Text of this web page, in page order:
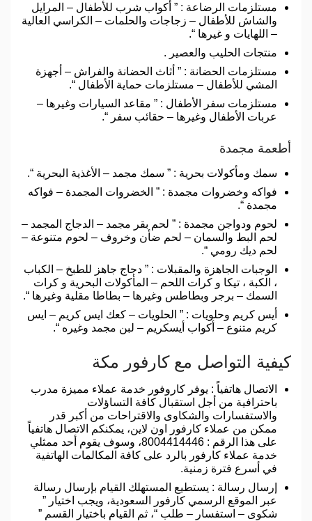
مستلزمات الرضاعة : ” أكواب شرب للأطفال – المرايل
والشاش للأطفال – زجاجات والحلمات – الكراسي العالية
– اللهايات و غيرها “.
منتجات الحليب والعصير .
مستلزمات الحضانة : ” أثاث الحضانة والفراش – أجهزة
المشي للأطفال – مستلزمات حماية الأطفال “.
مستلزمات سفر الأطفال : ” مقاعد السيارات وغيرها –
عربات الأطفال وغيرها – حقائب سفر “.
أطعمة مجمدة
سمك ومأكولات بحرية : ” سمك مجمد – الأغذية البحرية “.
فواكه وخضروات مجمدة : ” الخضروات المجمدة – فواكه
مجمدة “.
لحوم ودواجن مجمدة : ” لحم بقر مجمد – الدجاج المجمد –
لحم البط والسمان – لحم ضأن وخروف – لحوم متنوعة –
لحم ديك رومي “.
الوجبات الجاهزة والمقبلات : ” دجاج جاهز للطبخ – الكباب
، الكبة ، تيكا و كرات اللحم – المأكولات البحرية و كرات
السمك – برجر وبطاطس وغيرها – بطاطا مقلية وغيرها “.
أيس كريم وحلويات : ” الحلويات – كعك ايس كريم – ايس
كريم متنوع – أكواب أيسكريم – لبن مجمد وغيره “.
كيفية التواصل مع كارفور مكة
الاتصال هاتفياً : يوفر كاروفور خدمة عملاء مميزة مدرب
باحترافية من أجل استقبال كافة التساؤلات
والاستفسارات والشكاوى والاقتراحات من أكبر قدر
ممكن من عملاء كارفور اون لاين، يمكنكم الاتصال هاتفياً
على هذا الرقم : 8004414446، وسوف يقوم أحد ممثلي
خدمة عملاء كارفور بالرد على كافة المكالمات الهاتفية
في أسرع فترة زمنية.
إرسال رسالة : يستطيع المستهلك القيام بإرسال رسالة
عبر الموقع الرسمي كارفور السعودية، ويجب اختيار ”
شكوى – استفسار – طلب “، ثم القيام باختيار القسم ”